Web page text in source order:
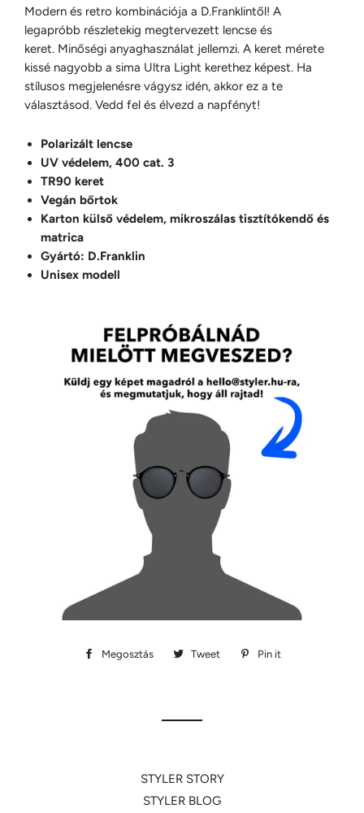
Modern és retro kombinációja a D.Franklintől! A
legapróbb részletekig megtervezett lencse és
keret. Minőségi anyaghasználat jellemzi. A keret mérete
kissé nagyobb a sima Ultra Light kerethez képest. Ha
stílusos megjelenésre vágysz idén, akkor ez a te
választásod. Vedd fel és élvezd a napfényt!
Polarizált lencse
UV védelem, 400 cat. 3
TR90 keret
Vegán bőrtok
Karton külső védelem, mikroszálas tisztítókendő és
matrica
Gyártó: D.Franklin
Unisex modell
Megosztás
Megosztás
Tweet
Megosztás
Pin it
STYLER STORY
STYLER BLOG